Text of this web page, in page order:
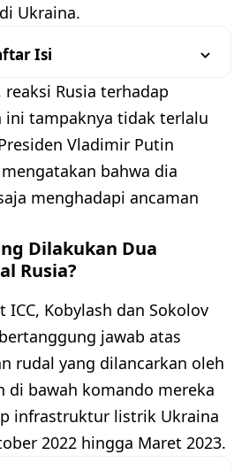
Ukraina.
Isi
reaksi Rusia terhadap
ini tampaknya tidak terlalu
Vladimir Putin
bahwa dia
menghadapi ancaman
Dilakukan Dua
Rusia?
ICC, Kobylash dan Sokolov
jawab atas
rudal yang dilancarkan oleh
di bawah komando mereka
infrastruktur listrik Ukraina
2022 hingga Maret 2023.